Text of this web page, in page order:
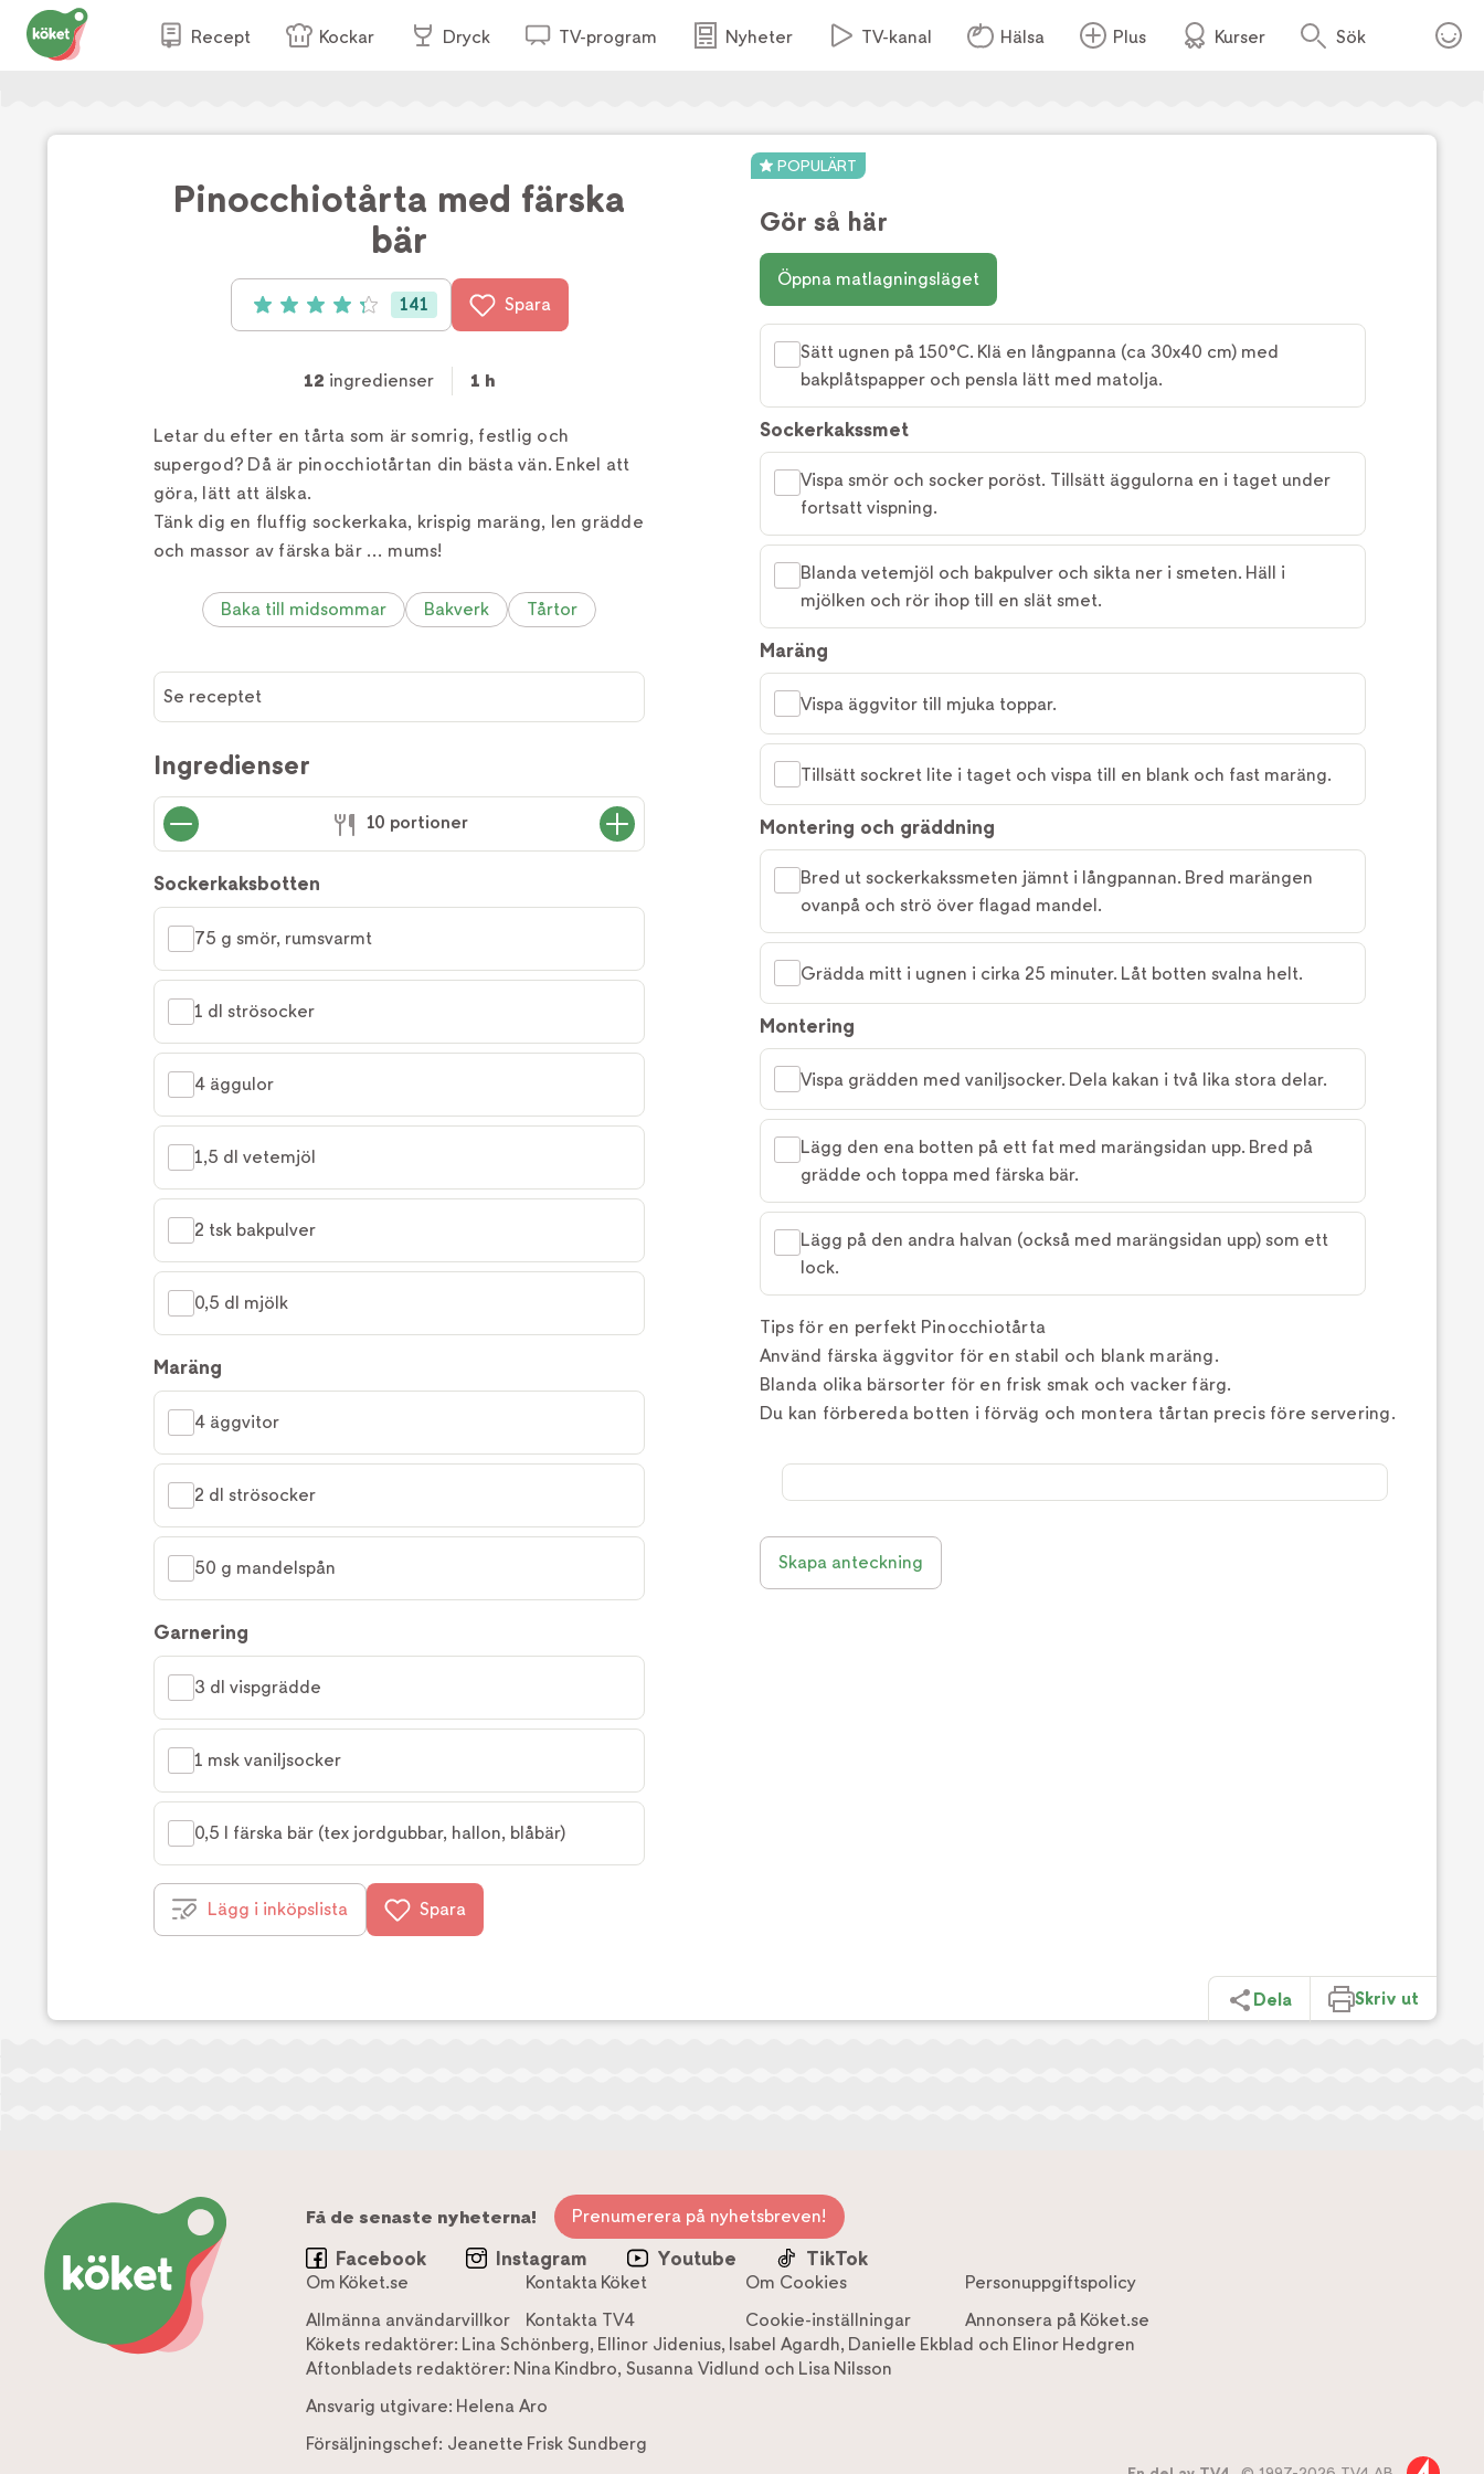
Recept Kockar Dryck TV-program Nyheter TV-kanal Hälsa Plus Kurser Sök
POPULÄRT
Foto:Kajsa Stina Romin
Pinocchiotårta med färska
bär
Betyg: 4.3 av 5 (141 röster)
141 Spara
12 ingredienser 1 h
Letar du efter en tårta som är somrig, festlig och
supergod? Då är pinocchiotårtan din bästa vän. Enkel att
göra, lätt att älska.
Tänk dig en fluffig sockerkaka, krispig maräng, len grädde
och massor av färska bär … mums!
Baka till midsommar Bakverk Tårtor
Se receptet
Ingredienser
10 portioner
Sockerkaksbotten
75 g smör, rumsvarmt
1 dl strösocker
4 äggulor
1,5 dl vetemjöl
2 tsk bakpulver
0,5 dl mjölk
Maräng
4 äggvitor
2 dl strösocker
50 g mandelspån
Garnering
3 dl vispgrädde
1 msk vaniljsocker
0,5 l färska bär (tex jordgubbar, hallon, blåbär)
Lägg i inköpslista Spara
Gör så här
Öppna matlagningsläget
Sätt ugnen på 150°C. Klä en långpanna (ca 30x40 cm) med
bakplåtspapper och pensla lätt med matolja.
Sockerkakssmet
Vispa smör och socker poröst. Tillsätt äggulorna en i taget under
fortsatt vispning.
Blanda vetemjöl och bakpulver och sikta ner i smeten. Häll i
mjölken och rör ihop till en slät smet.
Maräng
Vispa äggvitor till mjuka toppar.
Tillsätt sockret lite i taget och vispa till en blank och fast maräng.
Montering och gräddning
Bred ut sockerkakssmeten jämnt i långpannan. Bred marängen
ovanpå och strö över flagad mandel.
Grädda mitt i ugnen i cirka 25 minuter. Låt botten svalna helt.
Montering
Vispa grädden med vaniljsocker. Dela kakan i två lika stora delar.
Lägg den ena botten på ett fat med marängsidan upp. Bred på
grädde och toppa med färska bär.
Lägg på den andra halvan (också med marängsidan upp) som ett
lock.
Tips för en perfekt Pinocchiotårta
Använd färska äggvitor för en stabil och blank maräng.
Blanda olika bärsorter för en frisk smak och vacker färg.
Du kan förbereda botten i förväg och montera tårtan precis före servering.
Skapa anteckning
Dela Skriv ut
Få de senaste nyheterna! Prenumerera på nyhetsbreven!
Facebook Instagram Youtube TikTok
Om Köket.se Kontakta Köket Om Cookies
Personuppgiftspolicy
Allmänna användarvillkor
Kontakta TV4 Cookie-inställningar
Annonsera på Köket.se
Kökets redaktörer: Lina Schönberg, Ellinor Jidenius, Isabel Agardh, Danielle Ekblad och Elinor Hedgren
Aftonbladets redaktörer: Nina Kindbro, Susanna Vidlund och Lisa Nilsson
Ansvarig utgivare: Helena Aro
Försäljningschef: Jeanette Frisk Sundberg